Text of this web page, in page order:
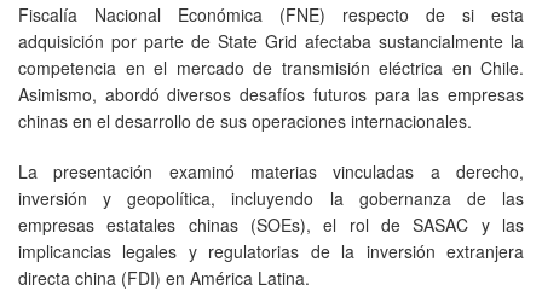
Fiscalía Nacional Económica (FNE) respecto de si esta
adquisición por parte de State Grid afectaba sustancialmente la
competencia en el mercado de transmisión eléctrica en Chile.
Asimismo, abordó diversos desafíos futuros para las empresas
chinas en el desarrollo de sus operaciones internacionales.
La presentación examinó materias vinculadas a derecho,
inversión y geopolítica, incluyendo la gobernanza de las
empresas estatales chinas (SOEs), el rol de SASAC y las
implicancias legales y regulatorias de la inversión extranjera
directa china (FDI) en América Latina.